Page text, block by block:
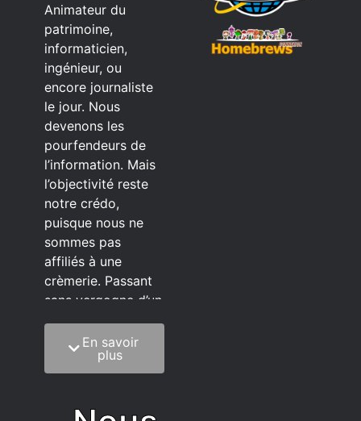
Animateur du
patrimoine,
informaticien,
ingénieur, ou
encore journaliste
le jour. Nous
devenons les
pourfendeurs de
l’information. Mais
l’objectivité reste
notre crédo,
puisque nous ne
sommes pas
affiliés à une
crèmerie. Passant
sans vergogne d’un
C’est quoi notre
méthode?
En savoir
plus